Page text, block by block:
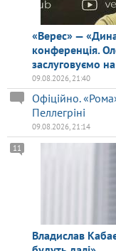
«Верес» —
конференція.
заслуговуємо
09.08.2026, 21:40
Офіційно.
Пеллегріні
09.08.2026, 21:14
Владислав
11